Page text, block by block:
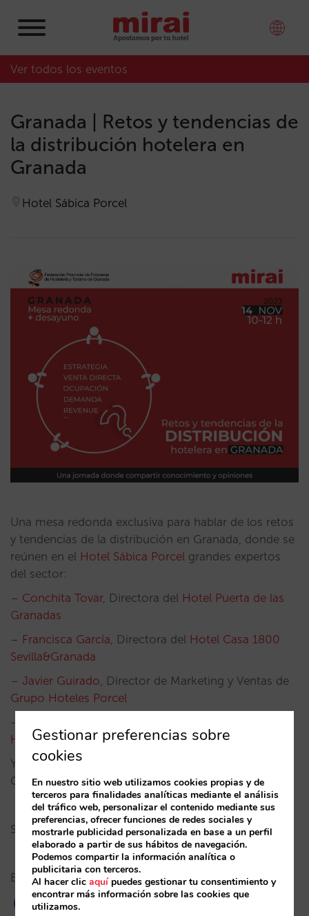
Ver todos los eventos
Granada | Retos y tendencias de
la distribución hotelera en
Granada
Hotel Sábica Porcel
Una mesa redonda exclusiva para hablar de los retos
y tendencias de la distribución en Granada, donde se
reúnen en el Hotel Sábica Porcel grandes expertos
del sector:
– Conchita Tovar, Directora del Hotel Puerta de las
Granadas
– Francisca García, Directora del Hotel Casa 1800
Sevilla&Granada
– Javier Guirado, Director de Marketing y Ventas de
Grupo Hoteles Porcel
–
HotelesGranada
Y
Simón Barreiro
Consulting moderando esta gran mesa.
Si estás interesado en asistir, regístrateaquí.
Evento exclusivo para hoteleros.
Gestionar preferencias sobre
cookies
En nuestro sitio web utilizamos cookies propias y de
terceros para finalidades analíticas mediante el análisis
del tráfico web, personalizar el contenido mediante sus
preferencias, ofrecer funciones de redes sociales y
mostrarle publicidad personalizada en base a un perfil
elaborado a partir de sus hábitos de navegación.
Podemos compartir la información analítica o
publicitaria con terceros.
Al hacer clicaquípuedes gestionar tu consentimiento y
encontrar más información sobre las cookies que
utilizamos.